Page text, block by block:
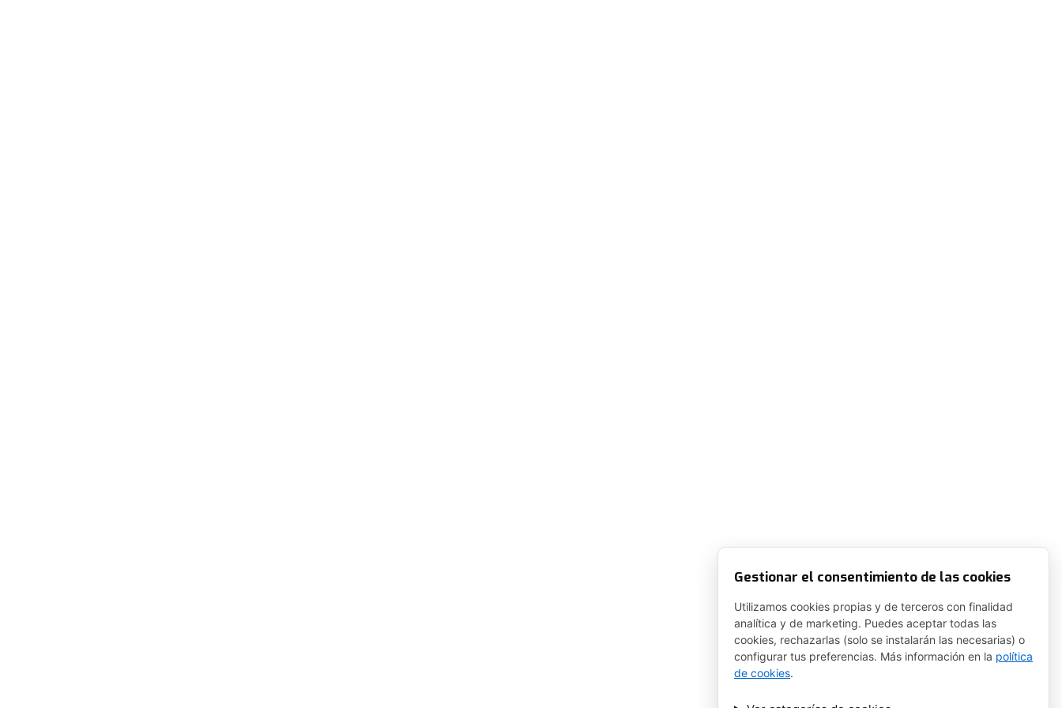
Gestionar el consentimiento de las cookies
Utilizamos cookies propias y de terceros con finalidad
analítica y de marketing. Puedes aceptar todas las
cookies, rechazarlas (solo se instalarán las necesarias) o
configurar tus preferencias. Más información en la política
de cookies.